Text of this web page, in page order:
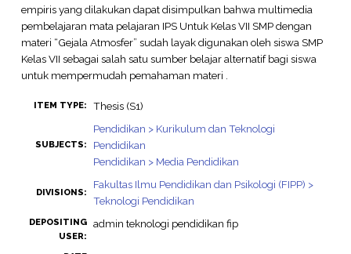
empiris yang dilakukan dapat disimpulkan bahwa multimedia
pembelajaran mata pelajaran IPS Untuk Kelas VII SMP dengan
materi “Gejala Atmosfer” sudah layak digunakan oleh siswa SMP
Kelas VII sebagai salah satu sumber belajar alternatif bagi siswa
untuk mempermudah pemahaman materi .
ITEM TYPE: Thesis (S1)
SUBJECTS:
Pendidikan > Kurikulum dan Teknologi
Pendidikan
Pendidikan > Media Pendidikan
DIVISIONS:
Fakultas Ilmu Pendidikan dan Psikologi (FIPP) >
Teknologi Pendidikan
DEPOSITING
USER:
admin teknologi pendidikan fip